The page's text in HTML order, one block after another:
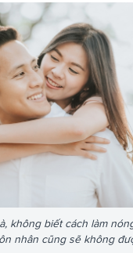
không biết cách làm
nhân cũng sẽ không